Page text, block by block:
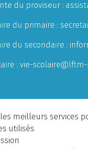
du proviseur :
du primaire :
du secondaire :
: vie-
meilleurs services
utilisés